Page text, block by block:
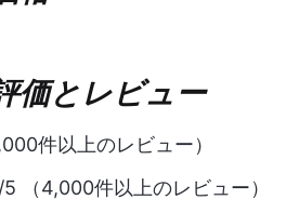
価とレビュー
件以上のレビュー）
（4,000件以上のレビュー）